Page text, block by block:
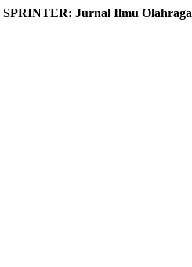
SPRINTER: Jurnal Ilmu Olahraga